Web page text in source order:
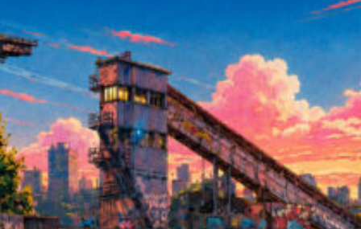
STARTSEITE
EVENTS
PIERGARTEN
ABOUT FRIDA
CORPORATE EVENTS